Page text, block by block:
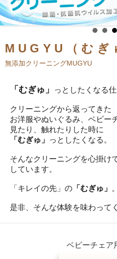
MUGYU（むぎ
無添加クリーニングMUGYU
「むぎゅ」 っとしたくなる仕
クリーニングから返ってきた
お洋服やぬいぐるみ、ベビー
見たり、触れたりした時に
「むぎゅ」 っとしたくなる。
そんなクリーニングを心掛け
しています。
「キレイの先」の 「むぎゅ」 。
是非、そんな体験を味わって
ベビーチェア